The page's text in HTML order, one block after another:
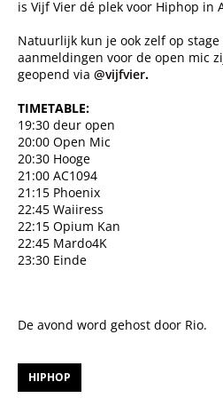
is Vijf Vier dé plek voor Hiphop in
Natuurlijk kun je ook zelf op stage
aanmeldingen voor de open mic
geopend via @vijfvier.
TIMETABLE:
19:30 deur open
20:00 Open Mic
20:30 Hooge
21:00 AC1094
21:15 Phoenix
22:45 Waiiress
22:15 Opium Kan
22:45 Mardo4K
23:30 Einde
De avond word gehost door Rio.
HIPHOP